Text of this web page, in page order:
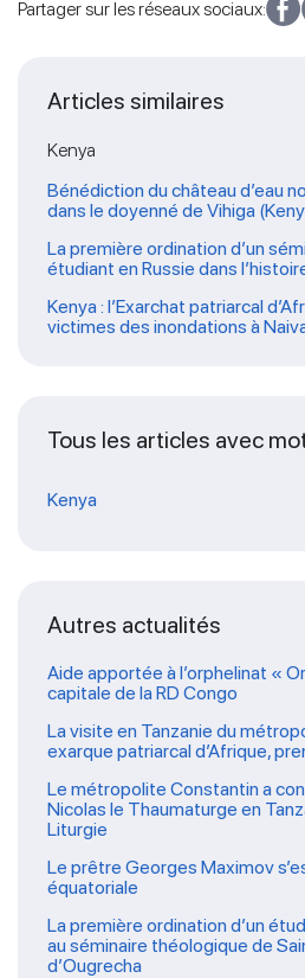
Partager sur les réseaux sociaux:
Articles similaires
Kenya
Bénédiction du château d’eau
dans le doyenné de Vihiga
La première ordination d’un
étudiant en Russie dans
Kenya : l’Exarchat patriarcal
victimes des inondations à
Tous les articles avec
Kenya
Autres actualités
Aide apportée à l’orphelinat «
capitale de la RD Congo
La visite en Tanzanie du
exarque patriarcal d’Afrique,
Le métropolite Constantin a
Nicolas le Thaumaturge en
Liturgie
Le prêtre Georges Maximov
équatoriale
La première ordination d’un
au séminaire théologique de
d’Ougrecha